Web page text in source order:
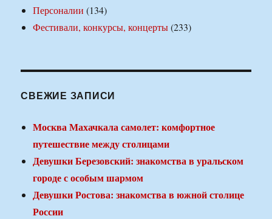
Персоналии (134)
Фестивали, конкурсы, концерты(233)
СВЕЖИЕ ЗАПИСИ
Москва Махачкала самолет: комфортное
путешествие между столицами
Девушки Березовский: знакомства в уральском
городе с особым шармом
Девушки Ростова: знакомства в южной столице
России